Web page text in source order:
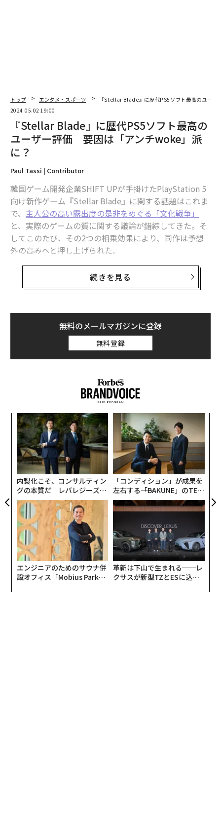
メンバーシップに登録する
関連記事
『ホグワーツ・レガシー』と『Starfield』がゲーム賞で総スカンを食らっ
た理由
『Starfield』に右派激怒 『ホグワーツ・レガシー』のトランス論争が再
表彰より宣伝優先 今年のThe Game Awardsは「セルフパロディ」
スクエニの絶不調、問題は「ソニー依存」 PS独占は終了の公算大
Google/グーグル
ゲーム/ゲームビジネス/ゲーム業界
検索
advertisement
トップ エンタメ・スポーツ
『Stellar Blade』に歴代PS5ソフト最高のユー
2024.05.02 19:00
『Stellar Blade』に歴代PS5ソフト最高の
ユーザー評価 要因は「アンチwoke」派
に？
Paul Tassi | Contributor
韓国ゲーム開発企業SHIFT UPが手掛けたPlayStation 5
向け新作ゲーム『Stellar Blade』に関する話題はこれま
で、 主人公の高い露出度の是非をめぐる「文化戦争」
と、実際のゲームの質に関する議論が錯綜してきた。そ
してこのたび、その2つの相乗効果により、同作は予想
外の高みへと押し上げられた。
『Stellar Blade』は、批評サイト「メタクリティック」
でのユーザースコアが歴代PS5ゲームで最高の10点満点
点数だが、最高ではない）を上回る評価だ。数字だけ見
れば、『サイバーパンク2077 アルティメットエディシ
ョン』と『BIOHAZARD RE:4』の追加DLC「セパレート
ウェイズ」に並ぶ1位タイとなる。だが私は、『Stellar
Blade』が両作を超えて事実上の1位となったと考えてい
その理由は2つある。1つは、昨日の時点でのスコアは9.
3であったことから、現在のスコアも9.3に近い9.2後半で
あると考えられること。そしてもう1つは、レビューの
数が他の2作と比べて圧倒的に多いことだ。ユーザーレ
ビューの数は『RE:4』が333件、『サイバーパンク』が8
1件なのに対し、『Stellar Blade』は2598件。数千件の
レビューが集まった場合、高スコアを維持するのはずっ
と難しくなる。
続きを見る
無料のメールマガジンに登録
無料登録
内製化こそ、コンサルティン
グの本質だ レバレジーズが
実践する、次世代ファームの
全貌
「コンディション」が成果を
左右する――「BAKUNE」のTEN
TIALが支える「挑戦者の明
日」
エンジニアのためのサウナ併
設オフィス「Mobius Park」
革新は下山で生まれる──レ
クサスが新型TZとESに込め